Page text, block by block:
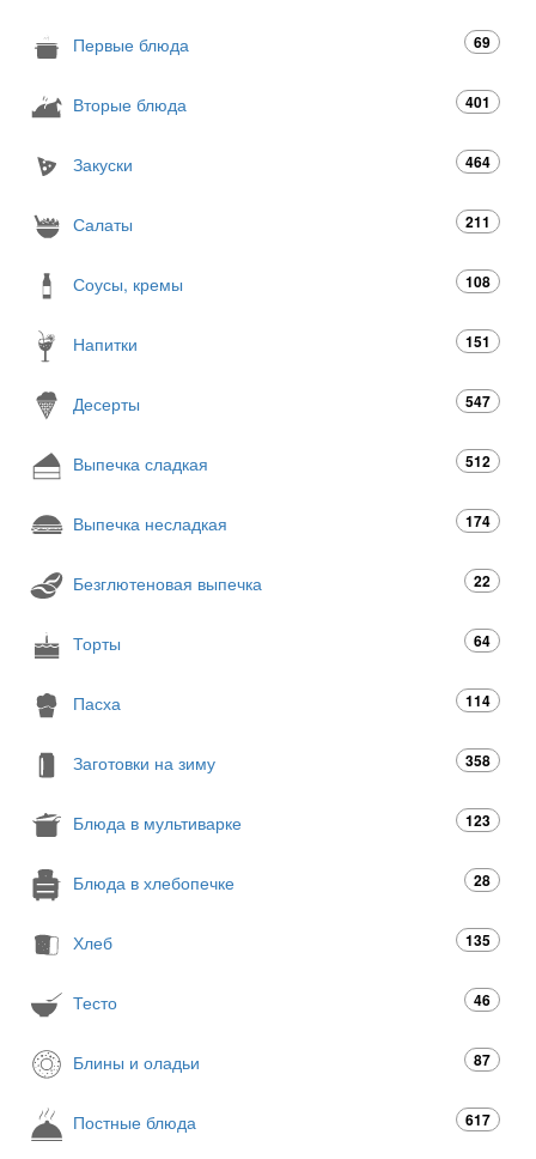
Первые блюда 69
Вторые блюда 401
Закуски 464
Салаты 211
Соусы, кремы 108
Напитки 151
Десерты 547
Выпечка сладкая 512
Выпечка несладкая 174
Безглютеновая выпечка 22
Торты 64
Пасха 114
Заготовки на зиму 358
Блюда в мультиварке 123
Блюда в хлебопечке 28
Хлеб 135
Тесто 46
Блины и оладьи 87
Постные блюда 617